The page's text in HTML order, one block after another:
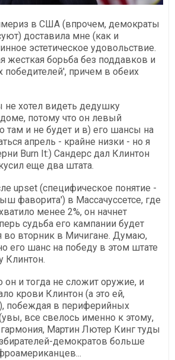
в США (впрочем, демократы
доставила мне (как и
эстетическое удовольствие.
жесткая борьба без поддавков и
победителей', причем в обеих
не хотел видеть дедушку
потому что он левый
там и не будет и в) его шансы на
апрель - крайне низки - но я
Burn It:) Сандерс дал Клинтон
еще два штата.
upset (специфическое понятие -
фаворита') в Массачуссетсе, где
менее 2%, он начнет
судьба его кампании будет
во вторник в Мичигане. Думаю,
его шанс на победу в этом штате
Клинтон.
он и тогда не сложит оружие, и
крови Клинтон (а это ей,
побеждая в периферийных
все свелось именно к этому,
гармония, Мартин Лютер Кинг туды
демократов больше